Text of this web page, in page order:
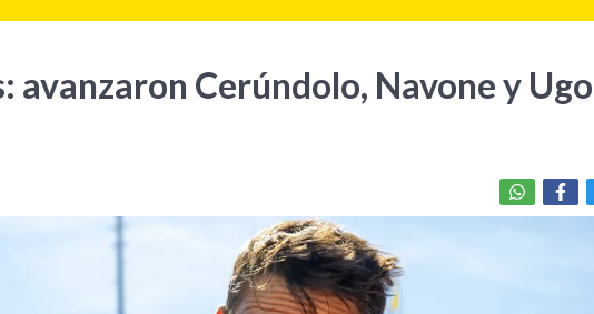
avanzaron Cerúndolo, Navone y Ugo